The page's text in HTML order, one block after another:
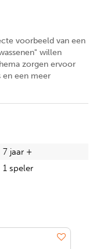
voorbeeld van een
willen
zorgen ervoor
en een meer
7 jaar +
1 speler